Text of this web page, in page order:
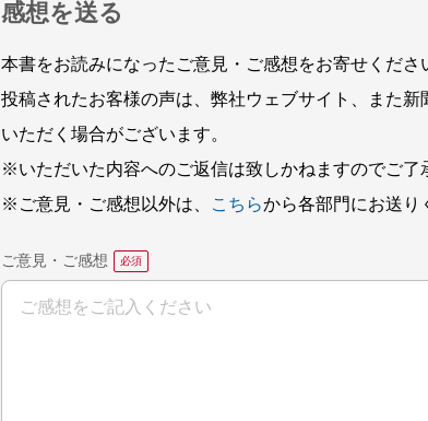
感想を送る
本書をお読みになったご意見・ご感想をお寄せくださ
投稿されたお客様の声は、弊社ウェブサイト、また新
いただく場合がございます。
※いただいた内容へのご返信は致しかねますのでご了
※ご意見・ご感想以外は、
こちらから各部門にお送り
ご意見・ご感想